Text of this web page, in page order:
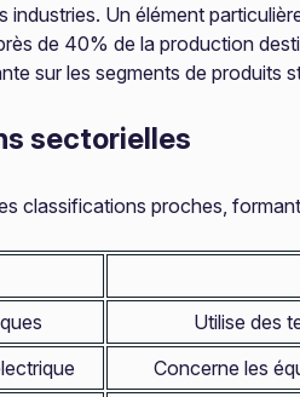
Un élément
de 40% de la production
sur les segments de produits
sectorielles
classifications proches,
Utilise des
Concerne les